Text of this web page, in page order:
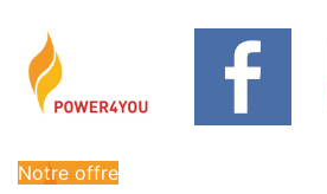
Notre offre